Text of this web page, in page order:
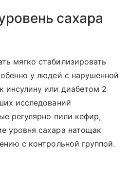
сахара
мягко стабилизировать
у людей с нарушенной
инсулину или диабетом 2
исследований
регулярно пили кефир,
уровня сахара натощак
с контрольной группой.